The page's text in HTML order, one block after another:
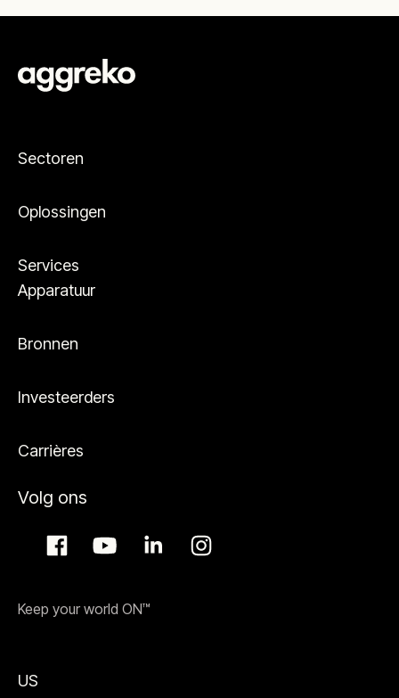
Sectoren
Oplossingen
Services
Apparatuur
Bronnen
Investeerders
Carrières
Volg ons
Keep your world ON™
US